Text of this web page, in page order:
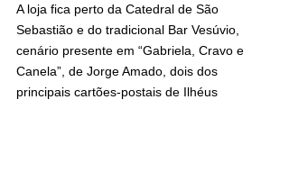
A loja fica perto da Catedral de São
Sebastião e do tradicional Bar Vesúvio,
cenário presente em “Gabriela, Cravo e
Canela”, de Jorge Amado, dois dos
principais cartões-postais de Ilhéus